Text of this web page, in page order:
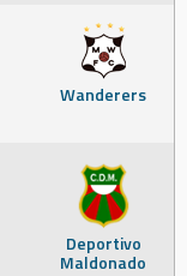
Wanderers
Deportivo
Maldonado